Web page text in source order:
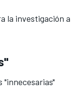
la investigación a
"innecesarias"